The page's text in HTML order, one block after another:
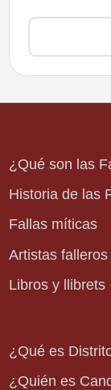
¿Qué son las
Historia de las
Fallas míticas
Artistas
Libros y llibrets
¿Qué es
¿Quién es